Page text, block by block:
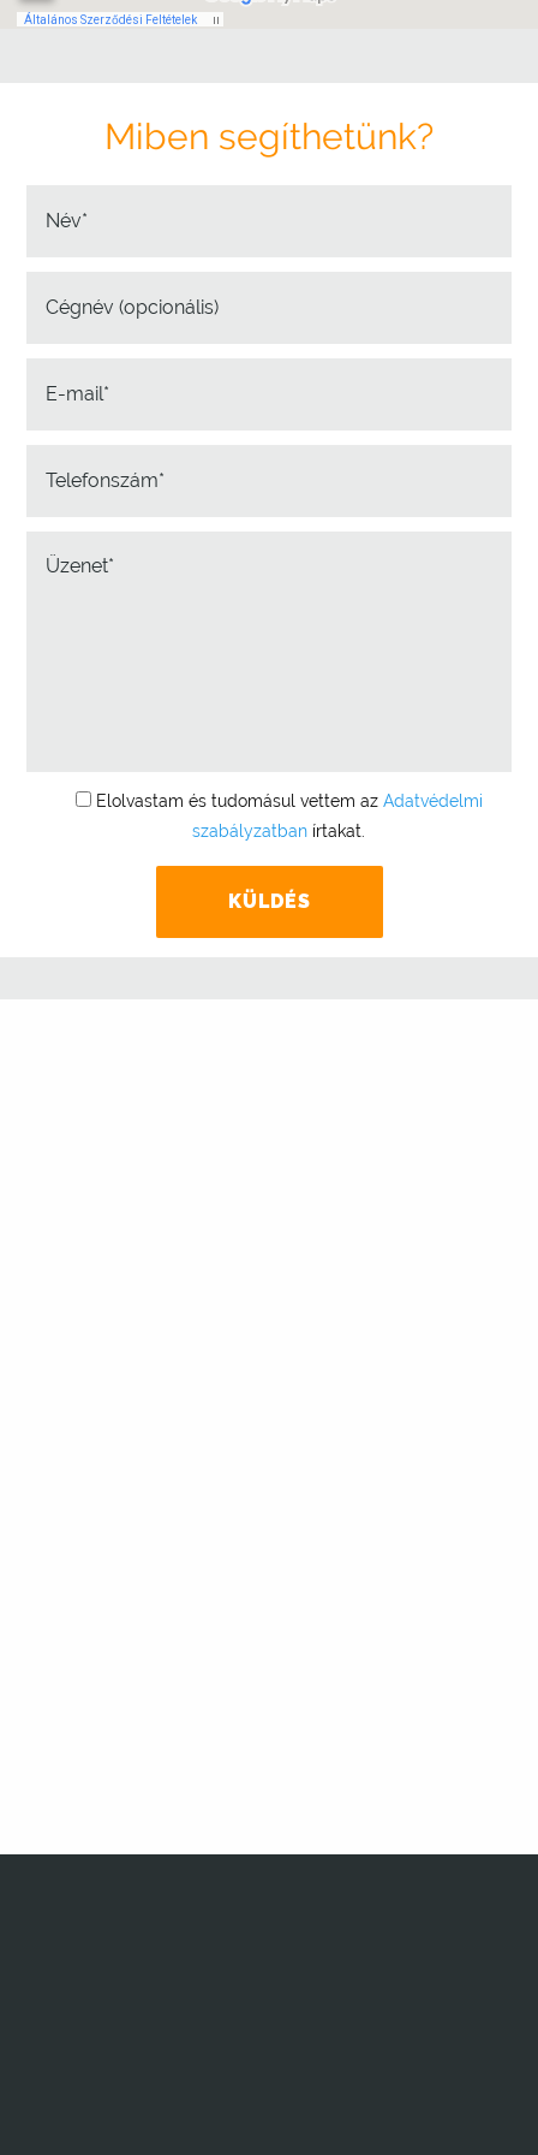
Miben segíthetünk?
Elolvastam és tudomásul vettem az Adatvédelmi
szabályzatban írtakat.